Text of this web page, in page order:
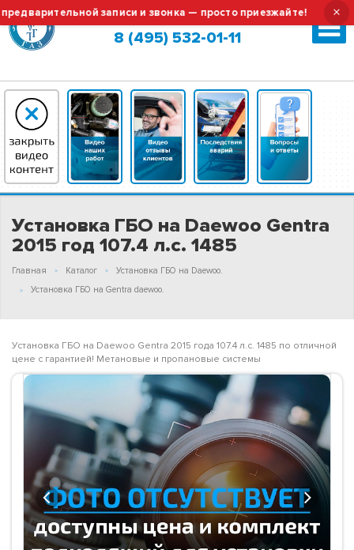
записи и звонка — просто приезжайте! ×
Москва (сменить город?)
8 (495) 532-01-11
Установка ГБО на Daewoo Gentra
2015 год 107.4 л.с. 1485
Главная Каталог
Установка ГБО на Daewoo.
Установка ГБО на Gentra daewoo.
Установка ГБО на Daewoo Gentra 2015 года 107.4 л.с. 1485 по отличной
цене с гарантией! Метановые и пропановые системы
Previous Next